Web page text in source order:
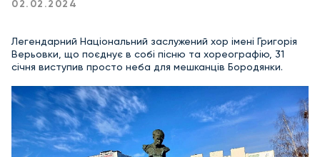
02.02.2024
Легендарний Національний заслужений хор імені Григорія
Верьовки, що поєднує в собі пісню та хореографію, 31
січня виступив просто неба для мешканців Бородянки.